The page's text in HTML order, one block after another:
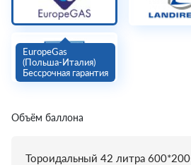
EuropeGas
(Польша-Италия)
Бессрочная гарантия
Объём баллона
Тороидальный 42 литра 600*200